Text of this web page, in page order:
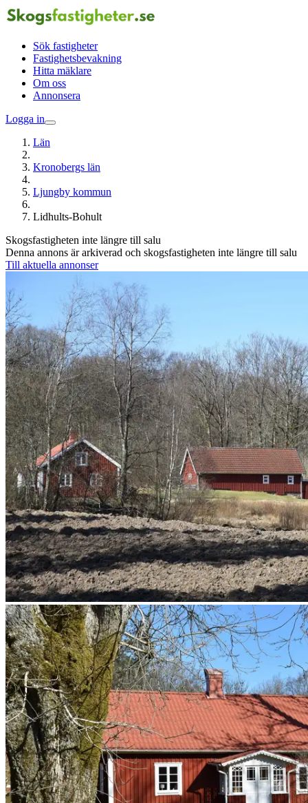
Sök fastigheter
Fastighetsbevakning
Hitta mäklare
Om oss
Annonsera
Logga in
Län
Kronobergs län
Ljungby kommun
Lidhults-Bohult
Skogsfastigheten inte längre till salu
Denna annons är arkiverad och skogsfastigheten inte längre till salu
Till aktuella annonser